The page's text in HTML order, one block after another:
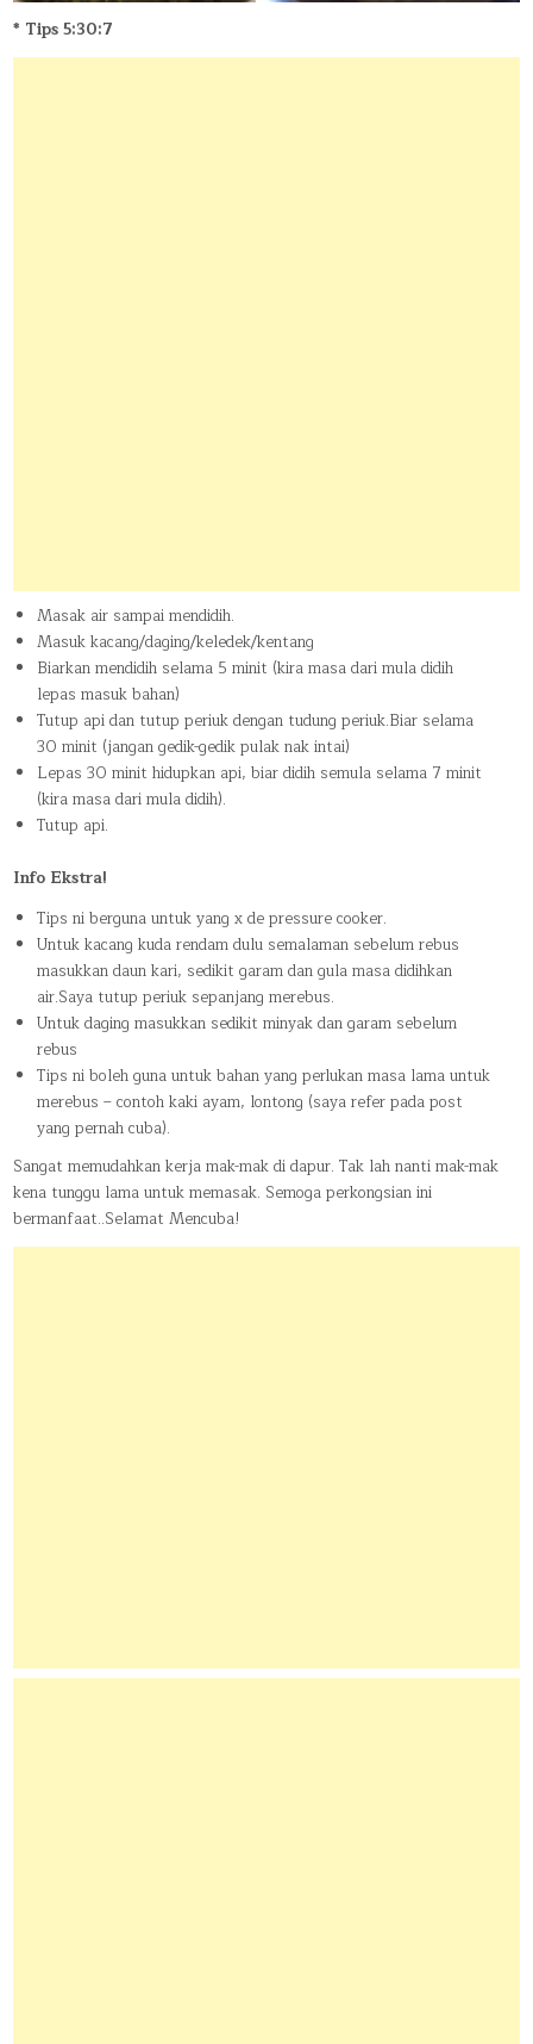
* Tips 5:30:7
Masak air sampai mendidih.
Masuk kacang/daging/keledek/kentang
Biarkan mendidih selama 5 minit (kira masa dari mula didih
lepas masuk bahan)
Tutup api dan tutup periuk dengan tudung periuk.Biar selama
30 minit (jangan gedik-gedik pulak nak intai)
Lepas 30 minit hidupkan api, biar didih semula selama 7 minit
(kira masa dari mula didih).
Tutup api.
Info Ekstra!
Tips ni berguna untuk yang x de pressure cooker.
Untuk kacang kuda rendam dulu semalaman sebelum rebus
masukkan daun kari, sedikit garam dan gula masa didihkan
air.Saya tutup periuk sepanjang merebus.
Untuk daging masukkan sedikit minyak dan garam sebelum
rebus
Tips ni boleh guna untuk bahan yang perlukan masa lama untuk
merebus – contoh kaki ayam, lontong (saya refer pada post
yang pernah cuba).
Sangat memudahkan kerja mak-mak di dapur. Tak lah nanti mak-mak
kena tunggu lama untuk memasak. Semoga perkongsian ini
bermanfaat..Selamat Mencuba!